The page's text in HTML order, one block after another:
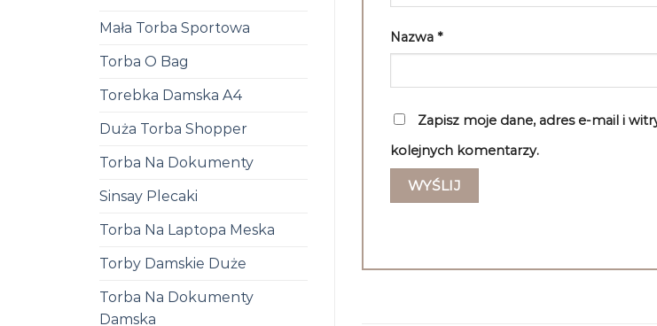
Mała Torba Sportowa
Torba O Bag
Torebka Damska A4
Duża Torba Shopper
Torba Na Dokumenty
Sinsay Plecaki
Torba Na Laptopa Meska
Torby Damskie Duże
Torba Na Dokumenty
Damska
Nazwa *
Zapisz moje dane, adres e-mail i
kolejnych komentarzy.